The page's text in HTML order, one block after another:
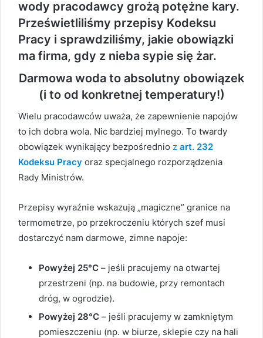
wody pracodawcy grożą potężne kary.
Prześwietliliśmy przepisy Kodeksu
Pracy i sprawdziliśmy, jakie obowiązki
ma firma, gdy z nieba sypie się żar.
Darmowa woda to absolutny obowiązek
(i to od konkretnej temperatury!)
Wielu pracodawców uważa, że zapewnienie napojów
to ich dobra wola. Nic bardziej mylnego. To twardy
obowiązek wynikający bezpośrednio z art. 232
Kodeksu Pracy oraz specjalnego rozporządzenia
Rady Ministrów.
Przepisy wyraźnie wskazują „magiczne” granice na
termometrze, po przekroczeniu których szef musi
dostarczyć nam darmowe, zimne napoje:
Powyżej 25°C – jeśli pracujemy na otwartej
przestrzeni (np. na budowie, przy remontach
dróg, w ogrodzie).
Powyżej 28°C – jeśli pracujemy w zamkniętym
pomieszczeniu (np. w biurze, sklepie czy na hali